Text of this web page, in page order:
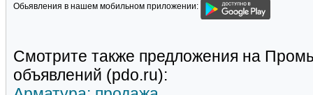
Обьявления в нашем мобильном приложении:
Смотрите также предложения на
объявлений (pdo.ru):